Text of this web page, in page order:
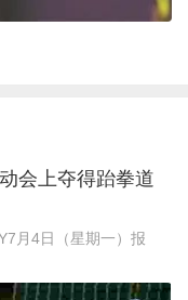
会上夺得跆拳道
月4日（星期一）报